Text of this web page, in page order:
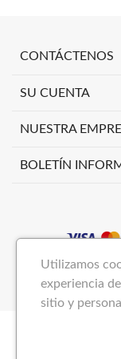
CONTÁCTENOS
SU CUENTA
NUESTRA
BOLETÍN
Copyright 2023
Utilizamos
experiencia
sitio y